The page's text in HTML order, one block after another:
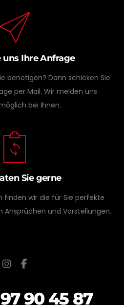
uns Ihre Anfrage
benötigen? Dann schicken Sie
per Mail. Wir melden uns
bei Ihnen.
Sie gerne
finden wir die für Sie perfekte
Ansprüchen und Vorstellungen.
90 45 87